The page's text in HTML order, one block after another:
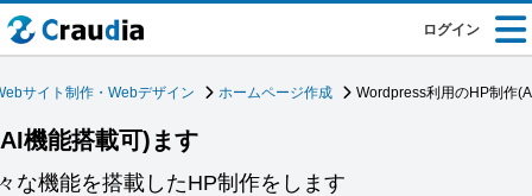
ログイン
サイト制作・Webデザイン ホームページ作成 Wordpress利用のHP制作
機能搭載可)ます
な機能を搭載したHP制作をします